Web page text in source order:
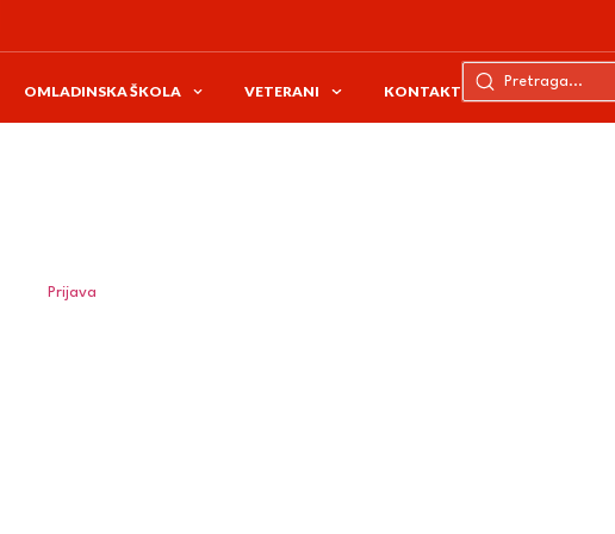
OMLADINSKA ŠKOLA VETERANI KONTAKT
Prijava